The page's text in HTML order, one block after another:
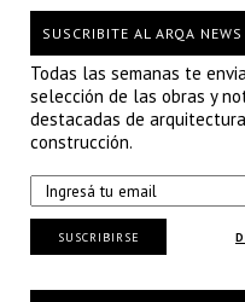
SUSCRIBITE AL ARQA NEWS
Todas las semanas te
selección de las obras y
destacadas de
construcción.
SUSCRIBIRSE